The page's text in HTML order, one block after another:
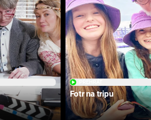
Fotr na tripu